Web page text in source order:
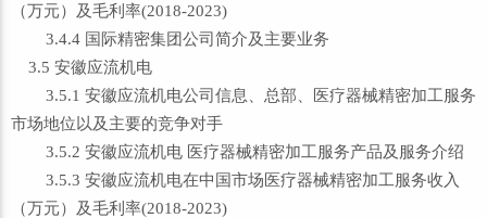
（万元）及毛利率(2018-2023)
3.4.4 国际精密集团公司简介及主要业务
3.5 安徽应流机电
3.5.1 安徽应流机电公司信息、总部、医疗器械精密加工服务
市场地位以及主要的竞争对手
3.5.2 安徽应流机电 医疗器械精密加工服务产品及服务介绍
3.5.3 安徽应流机电在中国市场医疗器械精密加工服务收入
（万元）及毛利率(2018-2023)